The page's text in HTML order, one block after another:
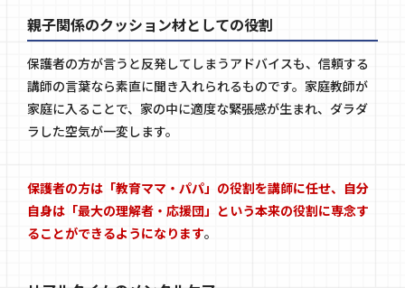
親子関係のクッション材としての役割
保護者の方が言うと反発してしまうアドバイスも、信頼する
講師の言葉なら素直に聞き入れられるものです。家庭教師が
家庭に入ることで、家の中に適度な緊張感が生まれ、ダラダ
ラした空気が一変します。
保護者の方は「教育ママ・パパ」の役割を講師に任せ、自分
自身は「最大の理解者・応援団」という本来の役割に専念す
ることができるようになります。